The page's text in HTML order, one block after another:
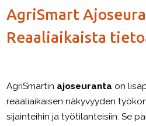
AgriSmart
Reaaliaikaista
AgriSmartin ajoseuranta on
reaaliaikaisen näkyvyyden
sijainteihin ja työtilanteisiin. Se